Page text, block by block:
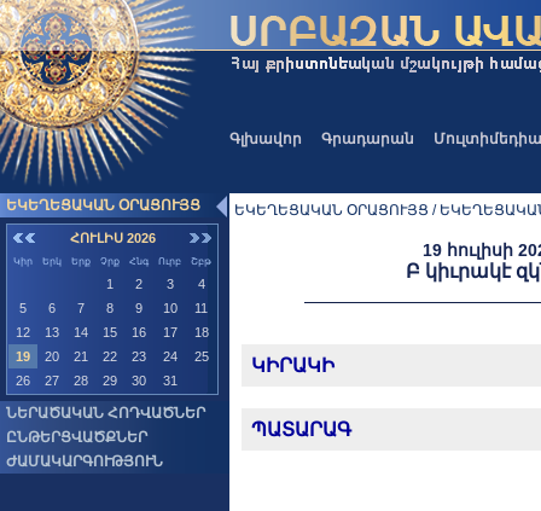
Գլխավոր Գրադարան Մուլտիմեդիա
ԵԿԵՂԵՑԱԿԱՆ ՕՐԱՑՈՒՅՑ
ՀՈՒԼԻՍ 2026
Կիր Երկ Երք Չրք Հնգ Ուրբ Շբթ
1 2 3
4
5
6 7 8 9 10
11
12
13 14 15 16 17
18
19
20 21 22 23 24
25
26
27 28 29 30 31
ՆԵՐԱԾԱԿԱՆ ՀՈԴՎԱԾՆԵՐ
ԸՆԹԵՐՑՎԱԾՔՆԵՐ
ԺԱՄԱԿԱՐԳՈՒԹՅՈՒՆ
ԵԿԵՂԵՑԱԿԱՆ ՕՐԱՑՈՒՅՑ /
19 հուլիսի
Բ կիւրակէ
ԿԻՐԱԿԻ
ՊԱՏԱՐԱԳ